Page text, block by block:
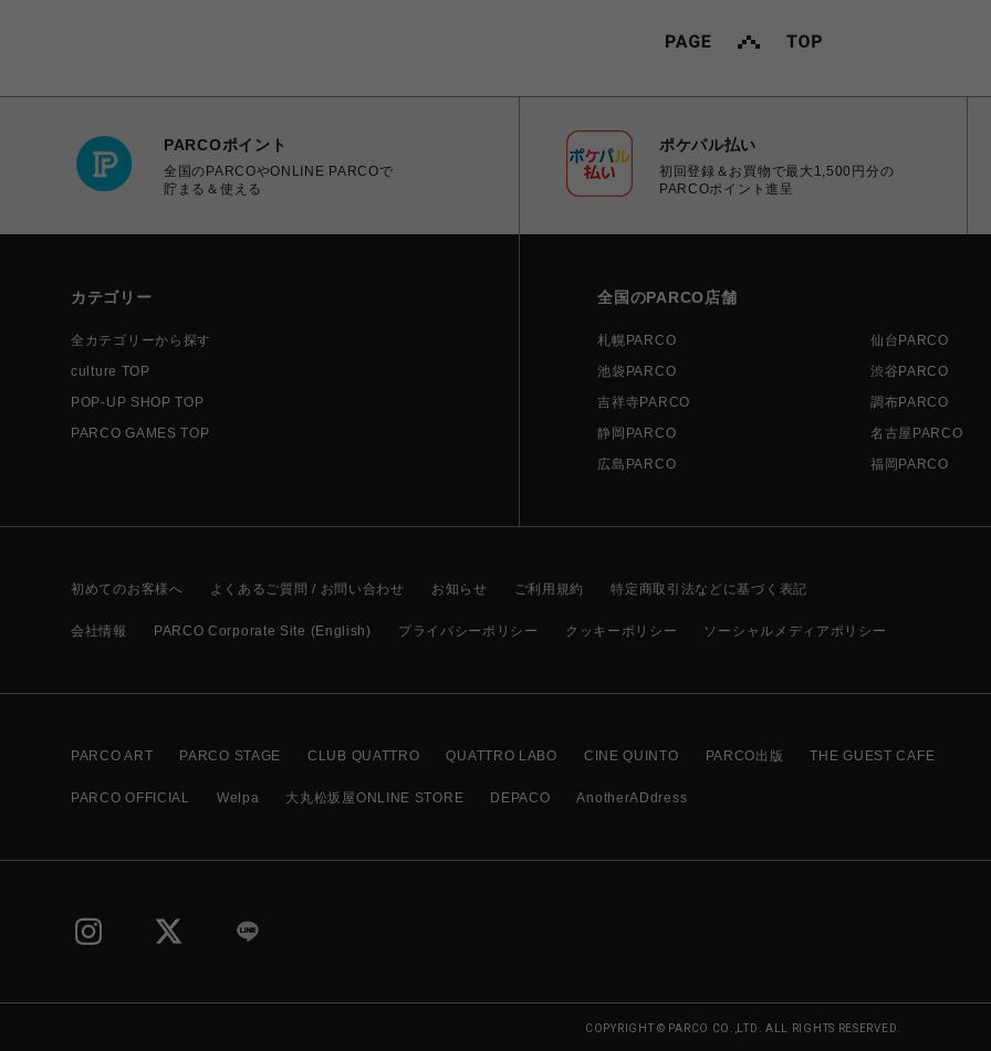
PARCOポイント
全国のPARCOやONLINE PARCOで
貯まる＆使える
ポケパル払い
初回登録＆お買物で最大1,500円分の
PARCOポイント進呈
カテゴリー
全カテゴリーから探す
culture TOP
POP-UP SHOP TOP
PARCO GAMES TOP
全国のPARCO店舗
札幌PARCO 仙台PARCO
池袋PARCO
渋谷PARCO
吉祥寺PARCO
調布PARCO
静岡PARCO
名古屋PARCO
広島PARCO
福岡PARCO
初めてのお客様へ よくあるご質問 / お問い合わせ お知らせ ご利用規約 特定商取引法などに基づく表記
会社情報 PARCO Corporate Site (English) プライバシーポリシー クッキーポリシー ソーシャルメディアポリシー
PARCO ART PARCO STAGE CLUB QUATTRO QUATTRO LABO CINE QUINTO PARCO出版 THE GUEST CAFE
PARCO OFFICIAL Welpa 大丸松坂屋ONLINE STORE DEPACO AnotherADdress
COPYRIGHT © PARCO CO.,LTD. ALL RIGHTS RESERVED.